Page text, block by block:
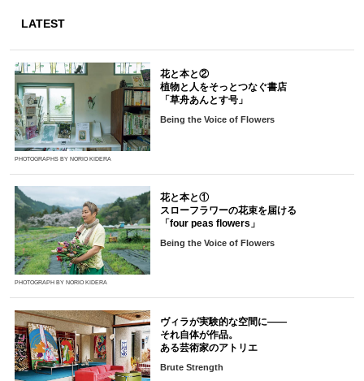
LATEST
PHOTOGRAPHS BY NORIO KIDERA
花と本と②
植物と人をそっとつなぐ書店
「草舟あんとす号」
Being the Voice of Flowers
PHOTOGRAPH BY NORIO KIDERA
花と本と①
スローフラワーの花束を届ける
「four peas flowers」
Being the Voice of Flowers
ヴィラが実験的な空間に――
それ自体が作品。
ある芸術家のアトリエ
Brute Strength